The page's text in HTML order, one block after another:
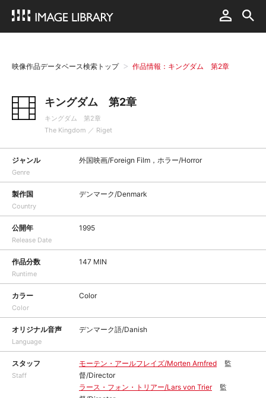
映像作品データベース検索トップ 作品情報：キングダム 第2章
キングダム 第2章
キングダム 第2章
The Kingdom ／ Riget
ジャンル
Genre
外国映画/Foreign Film，ホラー/Horror
製作国
Country
デンマーク/Denmark
公開年
Release Date
1995
作品分数
Runtime
147 MIN
カラー
Color
Color
オリジナル音声
Language
デンマーク語/Danish
スタッフ
Staff
モーテン・アールフレイズ/Morten Arnfred
監
督/Director
ラース・フォン・トリアー/Lars von Trier
監